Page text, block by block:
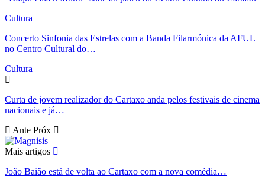
Cultura
Concerto Sinfonia das Estrelas com a Banda Filarmónica da AFUL
no Centro Cultural do…
Cultura
Curta de jovem realizador do Cartaxo anda pelos festivais de cinema
nacionais e já…
Ante Próx
Mais artigos
João Baião está de volta ao Cartaxo com a nova comédia…